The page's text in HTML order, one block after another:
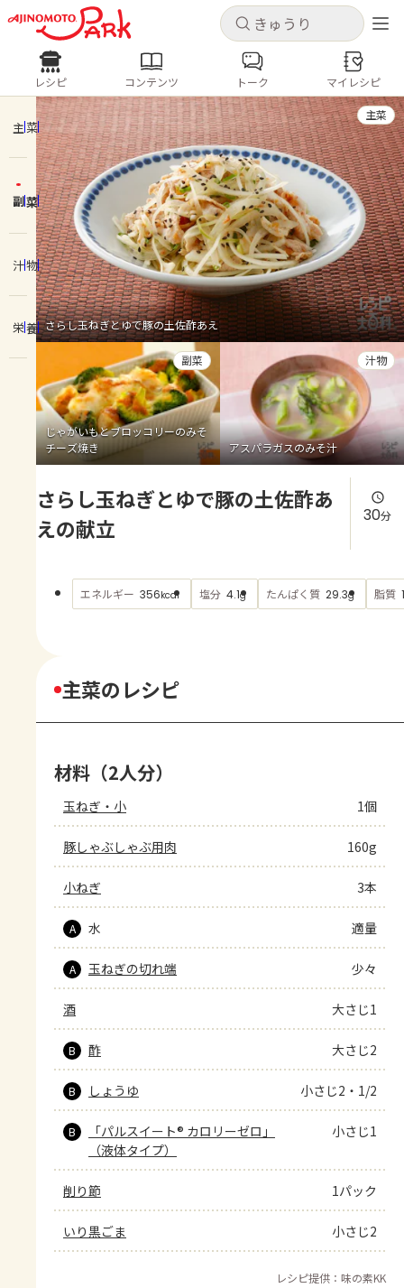
キャンセル
ログインするとレシピを保存できます
ログイン 新規登録
ホーム
コンテンツ
レシピ
トーク
よくあるお問い合わせ
お買い物
AJINOMOTO PARK とは
キャンセル
レシピ コンテンツ
人気の食材・レシピ
きゅうり なす トマト
とうもろこし
ピーマン
みょうが ゴーヤ
レシピ コンテンツ トーク マイレシピ
主菜
副菜
汁物
栄養 さらし玉ねぎとゆで豚の土佐酢あえ
主菜
じゃがいもとブロッコリーのみそ
チーズ焼き
副菜
アスパラガスのみそ汁
汁物
さらし玉ねぎとゆで豚の土佐酢あ
えの献立
30分
エネルギー 356kcal 塩分 4.1g たんぱく質 29.3g 脂質
主菜のレシピ
材料（2人分）
玉ねぎ・小 1個
豚しゃぶしゃぶ用肉 160g
小ねぎ 3本
A 水 適量
A 玉ねぎの切れ端 少々
酒 大さじ1
B 酢 大さじ2
B しょうゆ 小さじ2・1/2
B
「パルスイート® カロリーゼロ」
（液体タイプ）
小さじ1
削り節 1パック
いり黒ごま 小さじ2
レシピ提供：味の素KK